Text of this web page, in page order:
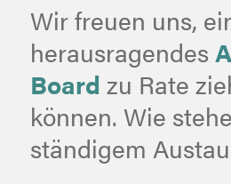
Wir freuen uns,
herausragendes
Board zu Rate
können. Wie
ständigem